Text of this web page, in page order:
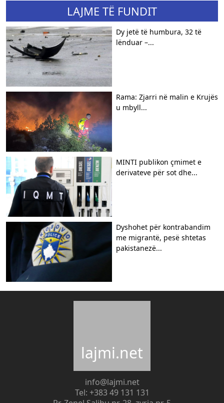
LAJME TË FUNDIT
Dy jetë të humbura, 32 të
lënduar –...
Rama: Zjarri në malin e Krujës
u mbyll...
MINTI publikon çmimet e
derivateve për sot dhe...
Dyshohet për kontrabandim
me migrantë, pesë shtetas
pakistanezë...
lajmi.net
info@lajmi.net
Tel: +383 49 131 131